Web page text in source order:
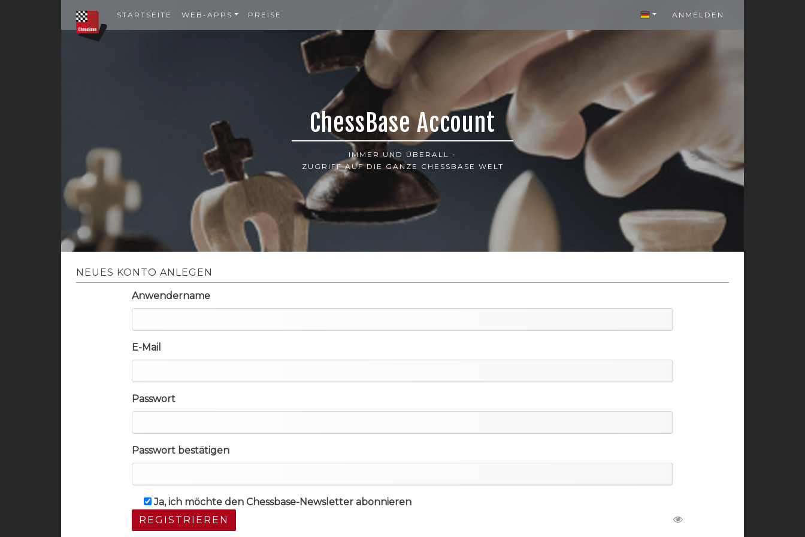
STARTSEITE WEB-APPS PREISE ANMELDEN
ChessBase Account
IMMER UND ÜBERALL -
ZUGRIFF AUF DIE GANZE CHESSBASE WELT
NEUES KONTO ANLEGEN
Anwendername
E-Mail
Passwort
Passwort bestätigen
Ja, ich möchte den Chessbase-Newsletter abonnieren
REGISTRIEREN